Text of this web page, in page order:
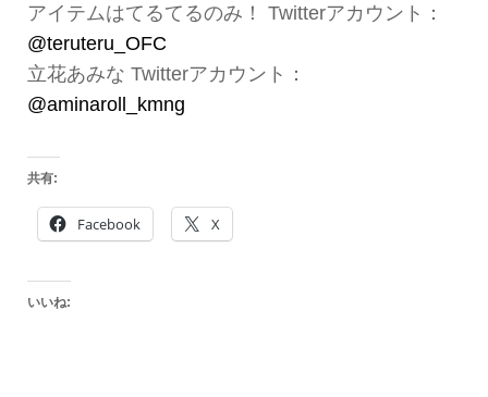
アイテムはてるてるのみ！ Twitterアカウント：
@teruteru_OFC
立花あみな Twitterアカウント：
@aminaroll_kmng
共有:
Facebook X
いいね: